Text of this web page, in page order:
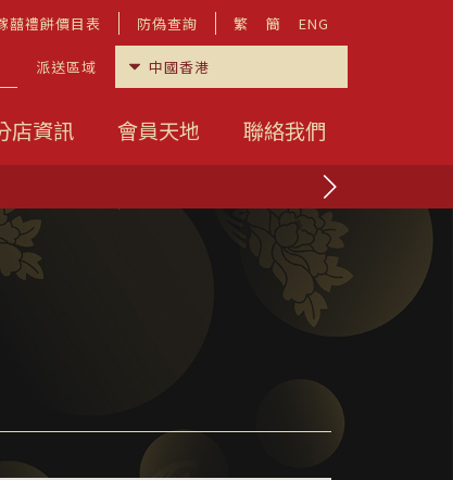
囍禮餅價目表 防偽查詢 繁 簡 ENG
派送區域
店資訊 會員天地 聯絡我們